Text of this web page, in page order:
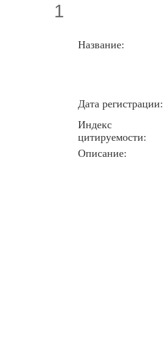
1
Название:
Дата регистрации:
Индекс
цитируемости:
Описание: